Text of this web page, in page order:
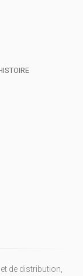
de distribution,